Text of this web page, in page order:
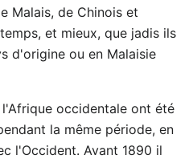
Malais, de Chinois et
et mieux, que jadis ils
d'origine ou en Malaisie
occidentale ont été
la même période, en
l'Occident. Avant 1890 il